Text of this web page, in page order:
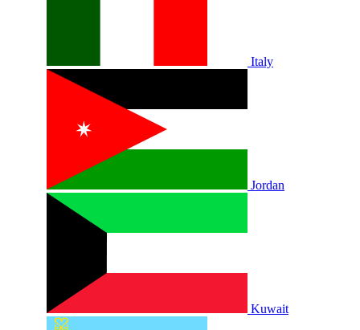
Italy
Jordan
Kuwait